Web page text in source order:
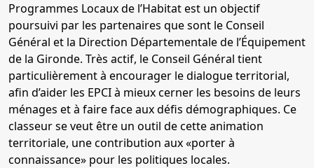
Programmes Locaux de l’Habitat est un objectif
poursuivi par les partenaires que sont le Conseil
Général et la Direction Départementale de l’Équipement
de la Gironde. Très actif, le Conseil Général tient
particulièrement à encourager le dialogue territorial,
afin d’aider les EPCI à mieux cerner les besoins de leurs
ménages et à faire face aux défis démographiques. Ce
classeur se veut être un outil de cette animation
territoriale, une contribution aux «porter à
connaissance» pour les politiques locales.